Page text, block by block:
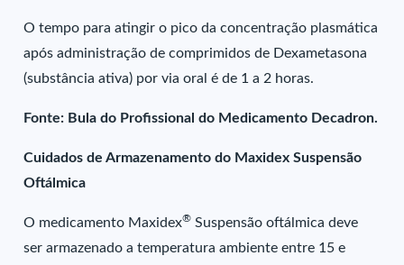
O tempo para atingir o pico da concentração plasmática
após administração de comprimidos de Dexametasona
(substância ativa) por via oral é de 1 a 2 horas.
Fonte: Bula do Profissional do Medicamento Decadron.
Cuidados de Armazenamento do Maxidex Suspensão
Oftálmica
O medicamento Maxidex® Suspensão oftálmica deve
ser armazenado a temperatura ambiente entre 15 e